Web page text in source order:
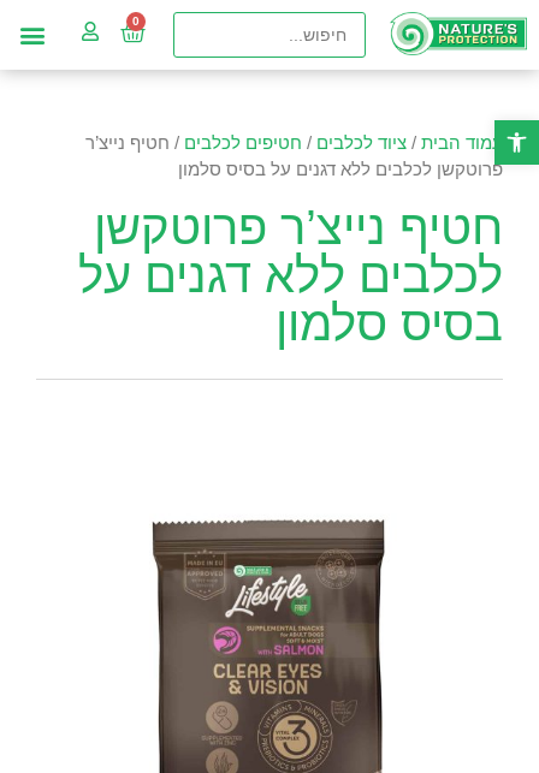
פתח סרגל נגישות
עמוד הבית / ציוד לכלבים / חטיפים לכלבים / חטיף נייצ’ר
פרוטקשן לכלבים ללא דגנים על בסיס סלמון
חטיף נייצ’ר פרוטקשן
לכלבים ללא דגנים על
בסיס סלמון